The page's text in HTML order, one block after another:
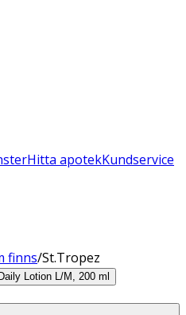
Hitta apotekKundservice
finns/St.Tropez